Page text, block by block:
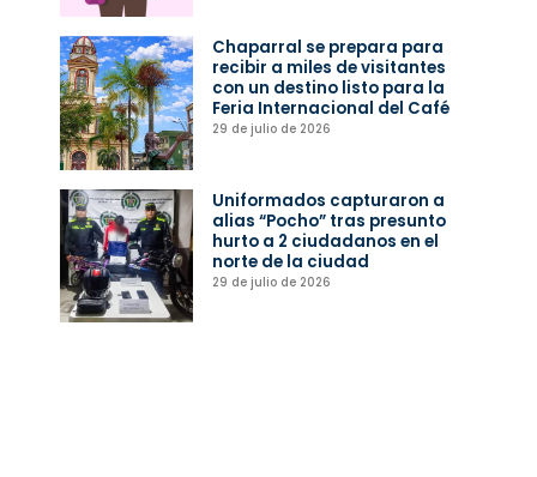
Chaparral se prepara para
recibir a miles de visitantes
con un destino listo para la
Feria Internacional del Café
29 de julio de 2026
Uniformados capturaron a
alias “Pocho” tras presunto
hurto a 2 ciudadanos en el
norte de la ciudad
29 de julio de 2026